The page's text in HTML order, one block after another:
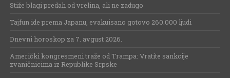
Stiže blagi predah od vrelina, ali ne zadugo
Tajfun ide prema Japanu, evakuisano gotovo 260.000 ljudi
Dnevni horoskop za 7. avgust 2026.
Američki kongresmeni traže od Trampa: Vratite sankcije
zvaničnicima iz Republike Srpske